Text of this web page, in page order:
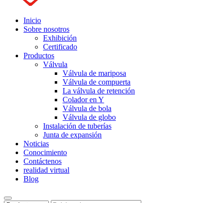
Inicio
Sobre nosotros
Exhibición
Certificado
Productos
Válvula
Válvula de mariposa
Válvula de compuerta
La válvula de retención
Colador en Y
Válvula de bola
Válvula de globo
Instalación de tuberías
Junta de expansión
Noticias
Conocimiento
Contáctenos
realidad virtual
Blog